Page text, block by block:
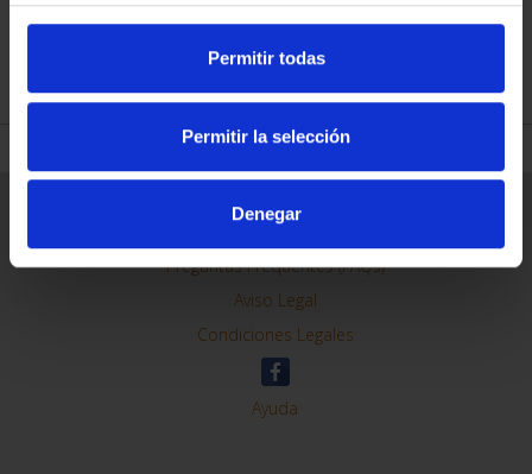
Permitir todas
Permitir la selección
Denegar
REFINAR
Información General
Contacto
Preguntas Frequentes (FAQs)
Aviso Legal
Condiciones Legales
Ayuda